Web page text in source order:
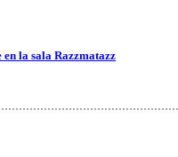
en la sala Razzmatazz